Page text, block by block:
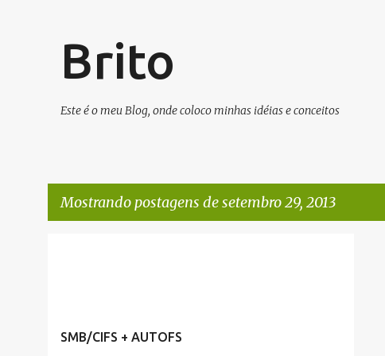
Brito
Este é o meu Blog, onde coloco minhas idéias e conceitos
Mostrando postagens de setembro 29, 2013
SMB/CIFS + AUTOFS